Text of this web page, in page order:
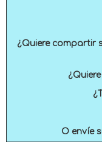
¿Quiere compartir
O envíe